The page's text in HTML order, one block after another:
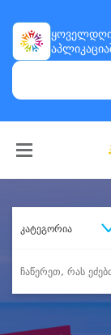
კატეგორია